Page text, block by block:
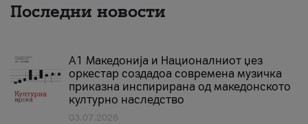
Последни новости
А1 Македонија и Националниот џез
оркестар создадоа современа музичка
приказна инспирирана од македонското
културно наследство
03.07.2026